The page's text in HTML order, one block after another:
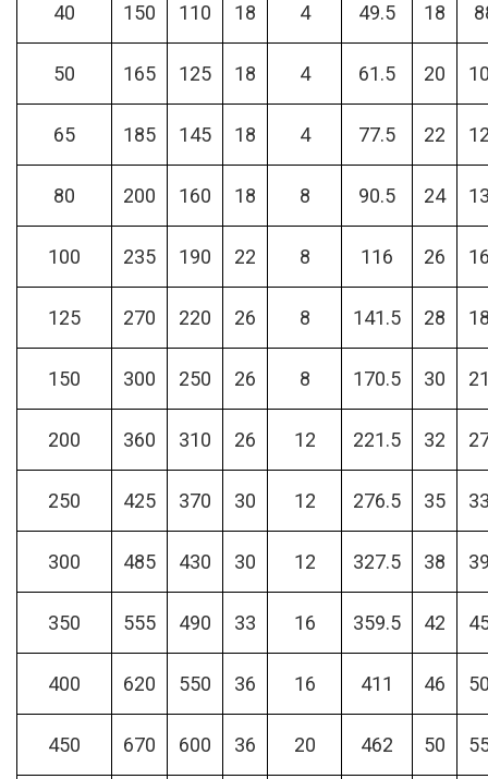
40 150 110 18 4 49.5 18
50 165 125 18 4 61.5 20
65 185 145 18 4 77.5 22
80 200 160 18 8 90.5 24
100 235 190 22 8 116 26
125 270 220 26 8 141.5 28
150 300 250 26 8 170.5 30
200 360 310 26 12 221.5 32
250 425 370 30 12 276.5 35
300 485 430 30 12 327.5 38
350 555 490 33 16 359.5 42
400 620 550 36 16 411 46
450 670 600 36 20 462 50